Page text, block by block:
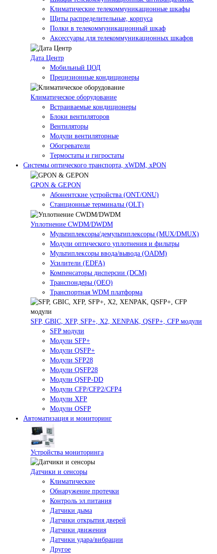
Климатические телекоммуникационные шкафы
Щиты распределительные, корпуса
Полки в телекоммуникационный шкаф
Аксессуары для телекоммуникационных шкафов
Дата Центр
Мобильный ЦОД
Прецизионные кондиционеры
Климатичeское оборудование
Встраиваемые кондиционеры
Блоки вентиляторов
Вентиляторы
Модули вентиляторные
Обогреватели
Термостаты и гигростаты
Системы оптического транспорта, xWDM, xPON
GPON & GEPON
Абонентские устройства (ONT/ONU)
Станционные терминалы (OLT)
Уплотнение CWDM/DWDM
Мультиплексоры/демультиплексоры (MUX/DMUX)
Модули оптического уплотнения и фильтры
Мультиплексоры ввода/вывода (OADM)
Усилители (EDFA)
Компенсаторы дисперсии (DCM)
Транспондеры (OEO)
Транспортная WDM платформа
SFP, GBIC, XFP, SFP+, X2, XENPAK, QSFP+, CFP модули
SFP модули
Модули SFP+
Модули QSFP+
Модули SFP28
Модули QSFP28
Модули QSFP-DD
Модули CFP/CFP2/CFP4
Модули XFP
Модули OSFP
Автоматизация и мониторинг
Устройства мониторинга
Датчики и сенсоры
Климатические
Обнаружение протечки
Контроль эл.питания
Датчики дыма
Датчики открытия дверей
Датчики движения
Датчики удара/вибрации
Другое